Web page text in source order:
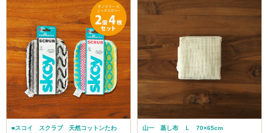
■スコイ スクラブ 天然コットンたわ
山一 蒸し布 Ｌ 70×65cm